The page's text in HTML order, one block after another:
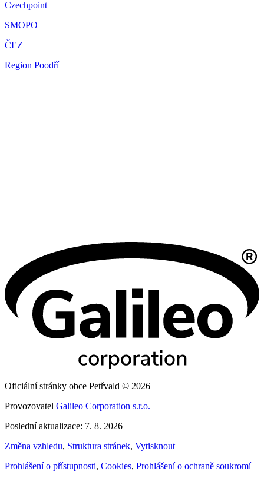
Czechpoint
SMOPO
ČEZ
Region Poodří
Oficiální stránky obce Petřvald © 2026
Provozovatel Galileo Corporation s.r.o.
Poslední aktualizace: 7. 8. 2026
Změna vzhledu, Struktura stránek, Vytisknout
Prohlášení o přístupnosti, Cookies, Prohlášení o ochraně soukromí